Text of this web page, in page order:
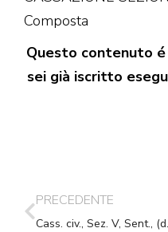
Composta
Questo contenuto
sei già iscritto
PRECEDENTE
Cass. civ.,